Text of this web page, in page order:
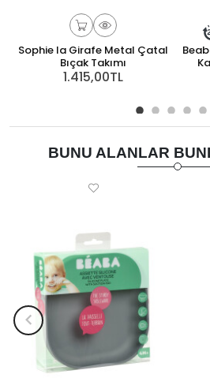
Sophie la Girafe Metal Çatal
Bıçak Takımı
1.415,00TL
BUNU ALANLAR